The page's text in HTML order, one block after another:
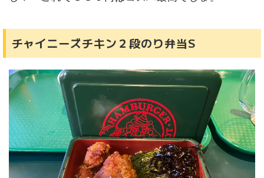
チャイニーズチキン２段のり弁当S